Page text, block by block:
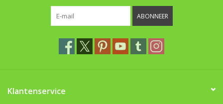
ABONNEER
Klantenservice